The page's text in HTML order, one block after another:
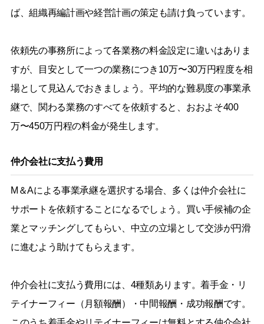
ば、組織再編計画や経営計画の策定も請け負っています。
依頼先の事務所によって各業務の料金設定に違いはありま
すが、目安として一つの業務につき10万〜30万円程度を相
場として見込んでおきましょう。平均的な難易度の事業承
継で、関わる業務のすべてを依頼すると、おおよそ400
万〜450万円程の料金が発生します。
仲介会社に支払う費用
M＆Aによる事業承継を選択する場合、多くは仲介会社に
サポートを依頼することになるでしょう。買い手候補の企
業とマッチングしてもらい、中立の立場として交渉が円滑
に進むよう助けてもらえます。
仲介会社に支払う費用には、4種類あります。着手金・リ
テイナーフィー（月額報酬）・中間報酬・成功報酬です。